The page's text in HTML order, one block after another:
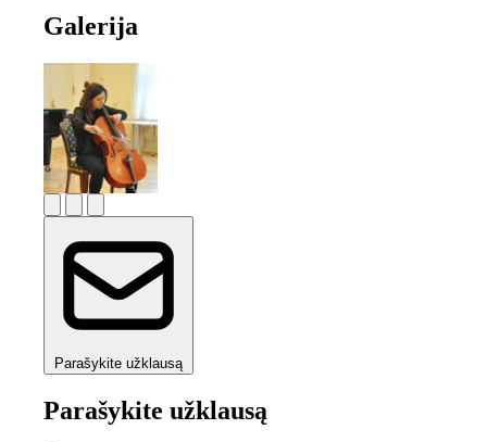
Galerija
Parašykite užklausą
Parašykite užklausą